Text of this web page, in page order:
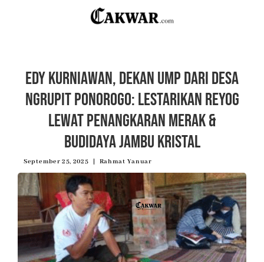
Edy Kurniawan, Dekan UMP dari Desa
Ngrupit Ponorogo: Lestarikan Reyog
lewat Penangkaran Merak &
Budidaya Jambu Kristal
September 25, 2025 Rahmat Yanuar